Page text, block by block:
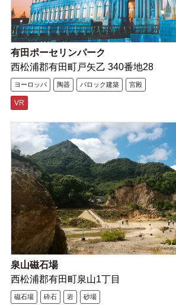
有田ポーセリンパーク
西松浦郡有田町戸矢乙 340番地28
ヨーロッパ 陶器 バロック建築 宮殿
VR
泉山磁石場
西松浦郡有田町泉山1丁目
磁石場 砕石 岩 砂場